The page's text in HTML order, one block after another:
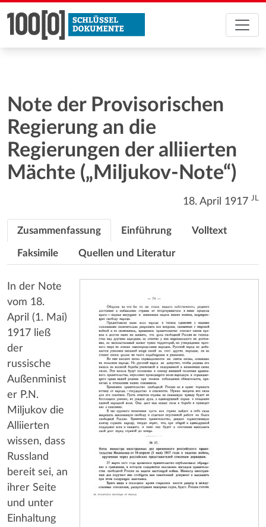
Note der Provisorischen
Regierung an die
Regierungen der alliierten
Mächte („Miljukov-Note“)
18. April 1917 JL
Zusammenfassung Einführung Volltext
Faksimile Quellen und Literatur
In der Note
vom 18.
April (1. Mai)
1917 ließ
der
russische
Außenminist
er P.N.
Miljukov die
Alliierten
wissen, dass
Russland
bereit sei, an
ihrer Seite
und unter
Einhaltung